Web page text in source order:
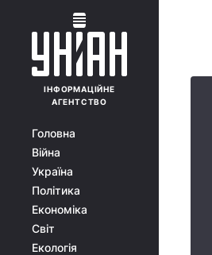
ІНФОРМАЦІЙНЕ
АГЕНТСТВО
Головна
Війна
Україна
Політика
Економіка
Світ
Екологія